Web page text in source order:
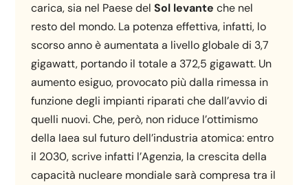
carica, sia nel Paese del Sol levante che nel
resto del mondo. La potenza effettiva, infatti, lo
scorso anno è aumentata a livello globale di 3,7
gigawatt, portando il totale a 372,5 gigawatt. Un
aumento esiguo, provocato più dalla rimessa in
funzione degli impianti riparati che dall’avvio di
quelli nuovi. Che, però, non riduce l’ottimismo
della Iaea sul futuro dell’industria atomica: entro
il 2030, scrive infatti l’Agenzia, la crescita della
capacità nucleare mondiale sarà compresa tra il